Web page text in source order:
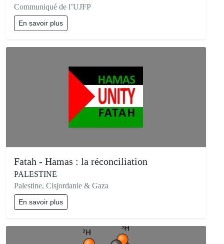
Communiqué de l’UJFP
En savoir plus
Fatah - Hamas : la réconciliation
PALESTINE
Palestine, Cisjordanie & Gaza
En savoir plus